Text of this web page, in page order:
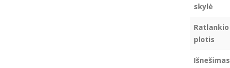
skylė
Ratlankio
plotis
Išnešimas